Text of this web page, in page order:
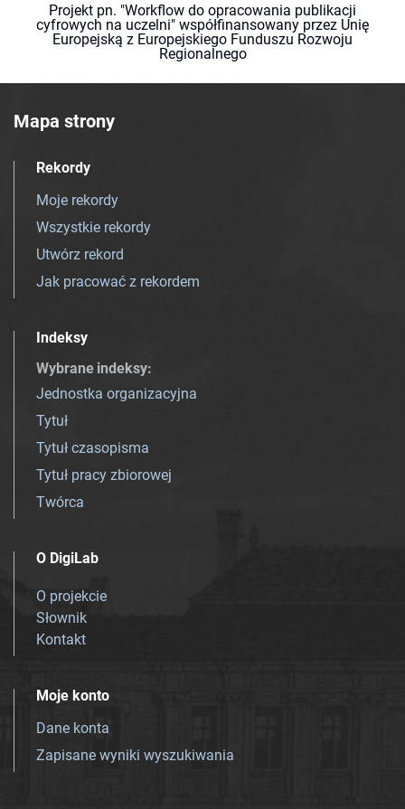
Projekt pn. "Workflow do opracowania publikacji
cyfrowych na uczelni" współfinansowany przez Unię
Europejską z Europejskiego Funduszu Rozwoju
Regionalnego
Mapa strony
Rekordy
Moje rekordy
Wszystkie rekordy
Utwórz rekord
Jak pracować z rekordem
Indeksy
Wybrane indeksy:
Jednostka organizacyjna
Tytuł
Tytuł czasopisma
Tytuł pracy zbiorowej
Twórca
O DigiLab
O projekcie
Słownik
Kontakt
Moje konto
Dane konta
Zapisane wyniki wyszukiwania